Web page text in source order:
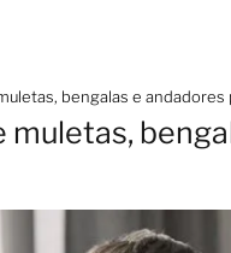
bengalas e